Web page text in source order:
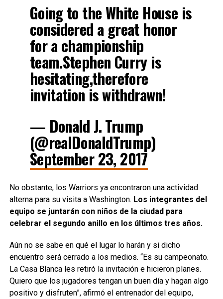
Going to the White House is
considered a great honor
for a championship
team.Stephen Curry is
hesitating,therefore
invitation is withdrawn!
— Donald J. Trump
(@realDonaldTrump)
September 23, 2017
No obstante, los Warriors ya encontraron una actividad
alterna para su visita a Washington. Los integrantes del
equipo se juntarán con niños de la ciudad para
celebrar el segundo anillo en los últimos tres años.
Aún no se sabe en qué el lugar lo harán y si dicho
encuentro será cerrado a los medios. “Es su campeonato.
La Casa Blanca les retiró la invitación e hicieron planes.
Quiero que los jugadores tengan un buen día y hagan algo
positivo y disfruten”, afirmó el entrenador del equipo,